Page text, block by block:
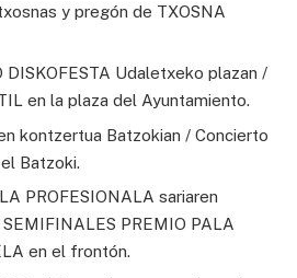
y pregón de TXOSNA
DISKOFESTA Udaletxeko plazan /
en la plaza del Ayuntamiento.
kontzertua Batzokian / Concierto
Batzoki.
PROFESIONALA sariaren
PREMIO PALA
en el frontón.